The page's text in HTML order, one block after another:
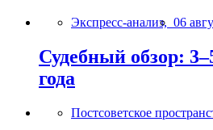
Экспресс-анализ, 06
Судебный обзор:
года
Постсоветское